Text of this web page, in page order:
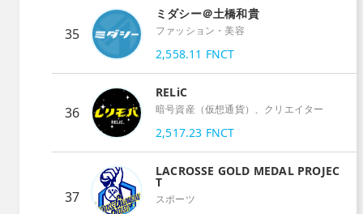
35
ミダシー＠土橋和貴
ファッション・美容
2,558.11 FNCT
36
RELiC
暗号資産（仮想通貨）、クリエイター
2,517.23 FNCT
37
LACROSSE GOLD MEDAL PROJEC
T
スポーツ